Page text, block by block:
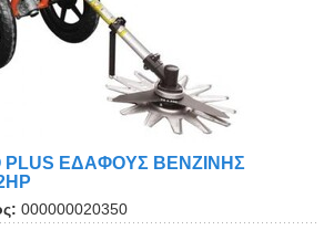
ΕΔΑΦΟΥΣ ΒΕΝΖΙΝΗΣ
000000020350